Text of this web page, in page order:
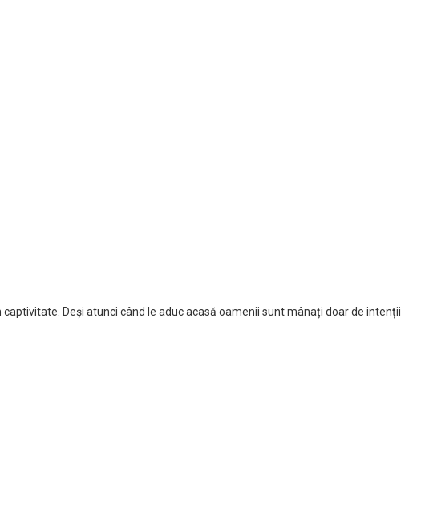
Deși atunci când le aduc acasă oamenii sunt mânați doar de intenții